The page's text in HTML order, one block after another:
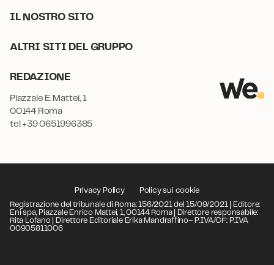
IL NOSTRO SITO
ALTRI SITI DEL GRUPPO
REDAZIONE
Piazzale E. Mattei, 1
00144 Roma
tel +39 0651996385
Privacy Policy
Policy sui cookie
Registrazione del tribunale di Roma: 156/2021 del 15/09/2021 | Editore:
Eni spa, Piazzale Enrico Mattei, 1, 00144 Roma | Direttore responsabile:
Rita Lofano | Direttore Editoriale Erika Mandraffino– P.IVA/CF: P.IVA
00905811006